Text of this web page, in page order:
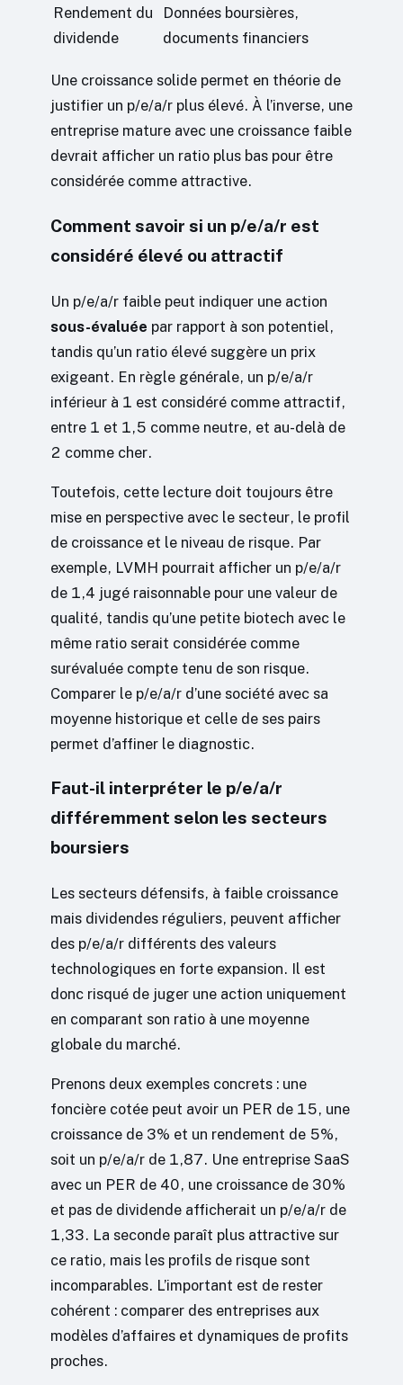
Rendement du
dividende
Données boursières,
documents financiers
Une croissance solide permet en théorie de
justifier un p/e/a/r plus élevé. À l’inverse, une
entreprise mature avec une croissance faible
devrait afficher un ratio plus bas pour être
considérée comme attractive.
Comment savoir si un p/e/a/r est
considéré élevé ou attractif
Un p/e/a/r faible peut indiquer une action
sous-évaluée par rapport à son potentiel,
tandis qu’un ratio élevé suggère un prix
exigeant. En règle générale, un p/e/a/r
inférieur à 1 est considéré comme attractif,
entre 1 et 1,5 comme neutre, et au-delà de
2 comme cher.
Toutefois, cette lecture doit toujours être
mise en perspective avec le secteur, le profil
de croissance et le niveau de risque. Par
exemple, LVMH pourrait afficher un p/e/a/r
de 1,4 jugé raisonnable pour une valeur de
qualité, tandis qu’une petite biotech avec le
même ratio serait considérée comme
surévaluée compte tenu de son risque.
Comparer le p/e/a/r d’une société avec sa
moyenne historique et celle de ses pairs
permet d’affiner le diagnostic.
Faut-il interpréter le p/e/a/r
différemment selon les secteurs
boursiers
Les secteurs défensifs, à faible croissance
mais dividendes réguliers, peuvent afficher
des p/e/a/r différents des valeurs
technologiques en forte expansion. Il est
donc risqué de juger une action uniquement
en comparant son ratio à une moyenne
globale du marché.
Prenons deux exemples concrets : une
foncière cotée peut avoir un PER de 15, une
croissance de 3% et un rendement de 5%,
soit un p/e/a/r de 1,87. Une entreprise SaaS
avec un PER de 40, une croissance de 30%
et pas de dividende afficherait un p/e/a/r de
1,33. La seconde paraît plus attractive sur
ce ratio, mais les profils de risque sont
incomparables. L’important est de rester
cohérent : comparer des entreprises aux
modèles d’affaires et dynamiques de profits
proches.